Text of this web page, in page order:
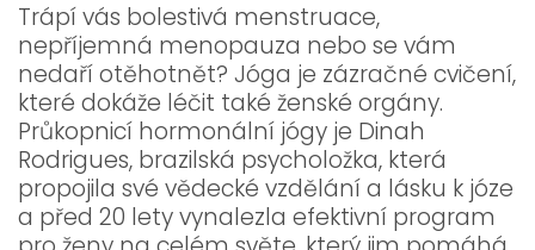
Trápí vás bolestivá menstruace,
nepříjemná menopauza nebo se vám
nedaří otěhotnět? Jóga je zázračné cvičení,
které dokáže léčit také ženské orgány.
Průkopnicí hormonální jógy je Dinah
Rodrigues, brazilská psycholožka, která
propojila své vědecké vzdělání a lásku k józe
a před 20 lety vynalezla efektivní program